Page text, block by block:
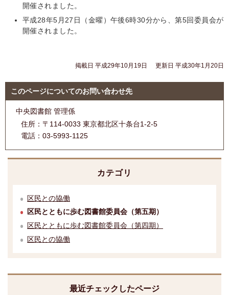
開催されました。
平成28年5月27日（金曜）午後6時30分から、第5回委員会が
開催されました。
掲載日 平成29年10月19日 更新日 平成30年1月20日
このページについてのお問い合わせ先
中央図書館 管理係
住所： 〒114-0033 東京都北区十条台1-2-5
電話： 03-5993-1125
カテゴリ
区民との協働
区民とともに歩む図書館委員会（第五期）
区民とともに歩む図書館委員会（第四期）
区民との協働
最近チェックしたページ